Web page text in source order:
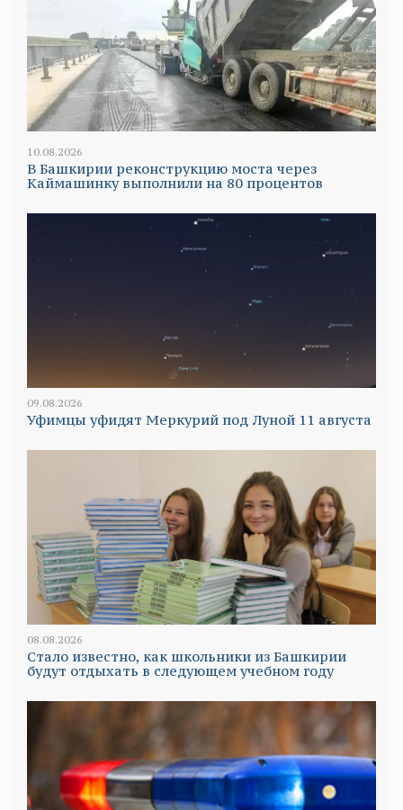
10.08.2026
В Башкирии реконструкцию моста через
Каймашинку выполнили на 80 процентов
09.08.2026
Уфимцы уфидят Меркурий под Луной 11 августа
08.08.2026
Стало известно, как школьники из Башкирии
будут отдыхать в следующем учебном году